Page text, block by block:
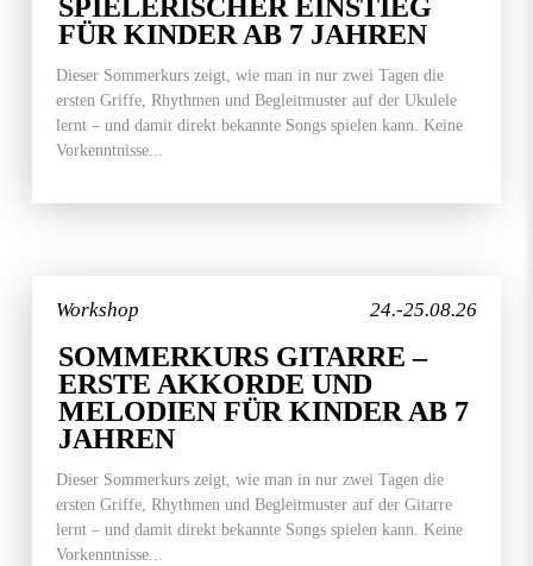
SPIELERISCHER EINSTIEG
FÜR KINDER AB 7 JAHREN
Dieser Sommerkurs zeigt, wie man in nur zwei Tagen die
ersten Griffe, Rhythmen und Begleitmuster auf der Ukulele
lernt – und damit direkt bekannte Songs spielen kann. Keine
Vorkenntnisse...
24.-25.08.26
Workshop
SOMMERKURS GITARRE –
ERSTE AKKORDE UND
MELODIEN FÜR KINDER AB 7
JAHREN
Dieser Sommerkurs zeigt, wie man in nur zwei Tagen die
ersten Griffe, Rhythmen und Begleitmuster auf der Gitarre
lernt – und damit direkt bekannte Songs spielen kann. Keine
Vorkenntnisse...